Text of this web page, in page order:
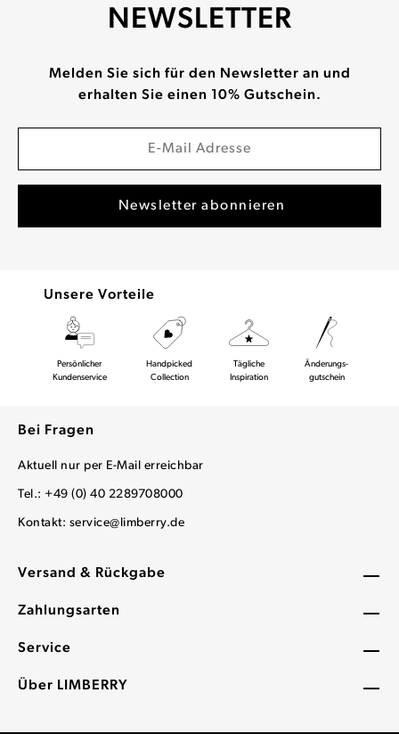
Versand & Rückgabe
Zahlungsarten
Service
Über LIMBERRY
NEWSLETTER
Melden Sie sich für den Newsletter an und
erhalten Sie einen 10% Gutschein.
Unsere Vorteile
Persönlicher
Kundenservice
Handpicked
Collection
Tägliche
Inspiration
Änderungs-
gutschein
Bei Fragen
Aktuell nur per E-Mail erreichbar
Tel.: +49 (0) 40 2289708000
Kontakt: service@limberry.de